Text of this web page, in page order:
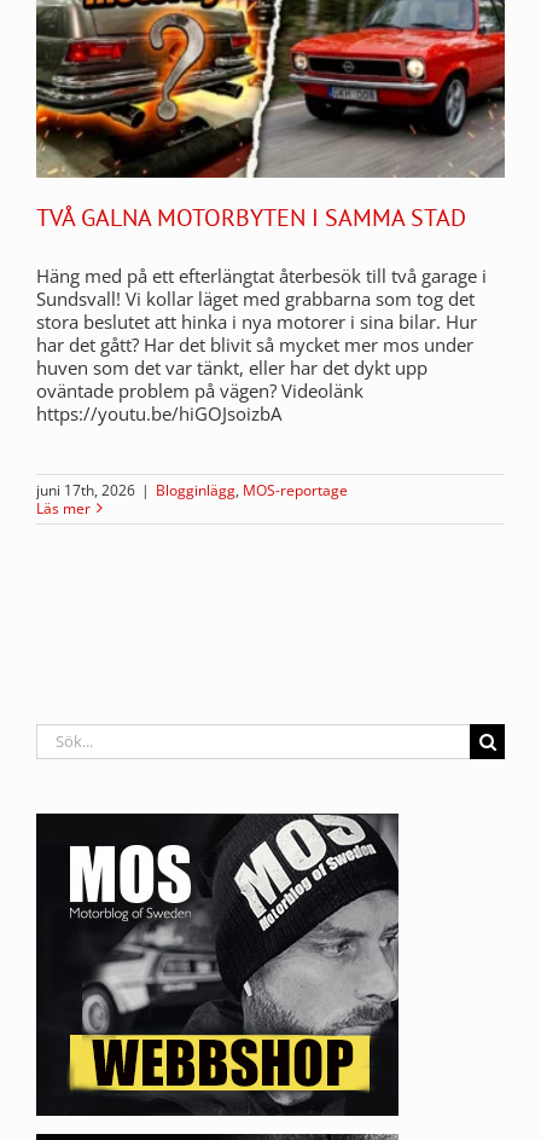
TVÅ GALNA MOTORBYTEN I SAMMA STAD
Häng med på ett efterlängtat återbesök till två garage i
Sundsvall! Vi kollar läget med grabbarna som tog det
stora beslutet att hinka i nya motorer i sina bilar. Hur
har det gått? Har det blivit så mycket mer mos under
huven som det var tänkt, eller har det dykt upp
oväntade problem på vägen? Videolänk
https://youtu.be/hiGOJsoizbA
juni 17th, 2026 | Blogginlägg, MOS-reportage
Läs mer
Sök
efter: